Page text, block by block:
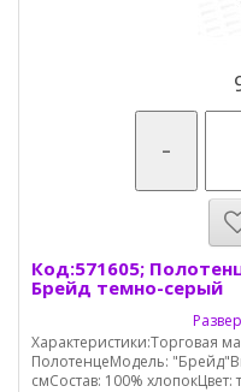
-
Код:571605;
Брейд темно-серый
Характеристики:Торговая
ПолотенцеМодель:
смСостав: 100% хлопокЦвет: